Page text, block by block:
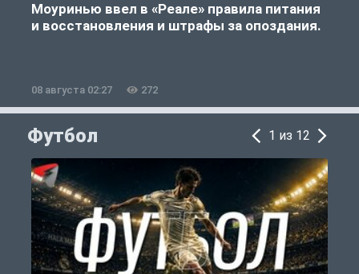
Моуринью ввел в «Реале» правила питания
и восстановления и штрафы за опоздания.
08 августа 02:27 272
Футбол 1 из 12